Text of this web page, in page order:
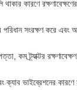
কারণে
সংরক্ষণ করে এবং
কম ট্র্যাক্টর
ক্যাব ভাইব্রেশনের